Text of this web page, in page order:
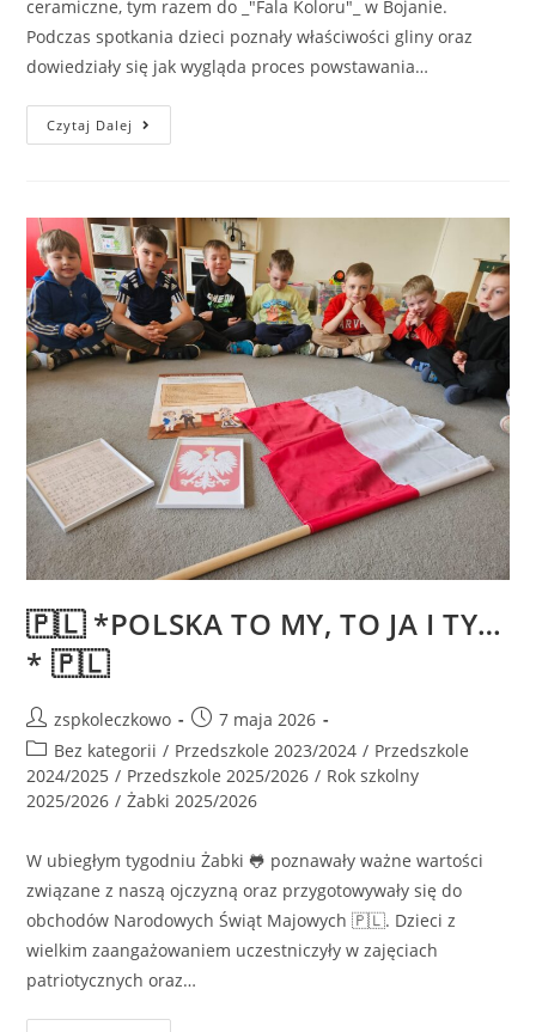
ceramiczne, tym razem do _"Fala Koloru"_ w Bojanie.
Podczas spotkania dzieci poznały właściwości gliny oraz
dowiedziały się jak wygląda proces powstawania…
Czytaj Dalej
🇵🇱 *POLSKA TO MY, TO JA I TY…
* 🇵🇱
zspkoleczkowo
7 maja 2026
Bez kategorii / Przedszkole 2023/2024 / Przedszkole
2024/2025 / Przedszkole 2025/2026 / Rok szkolny
2025/2026 / Żabki 2025/2026
W ubiegłym tygodniu Żabki 🐸 poznawały ważne wartości
związane z naszą ojczyzną oraz przygotowywały się do
obchodów Narodowych Świąt Majowych 🇵🇱. Dzieci z
wielkim zaangażowaniem uczestniczyły w zajęciach
patriotycznych oraz…